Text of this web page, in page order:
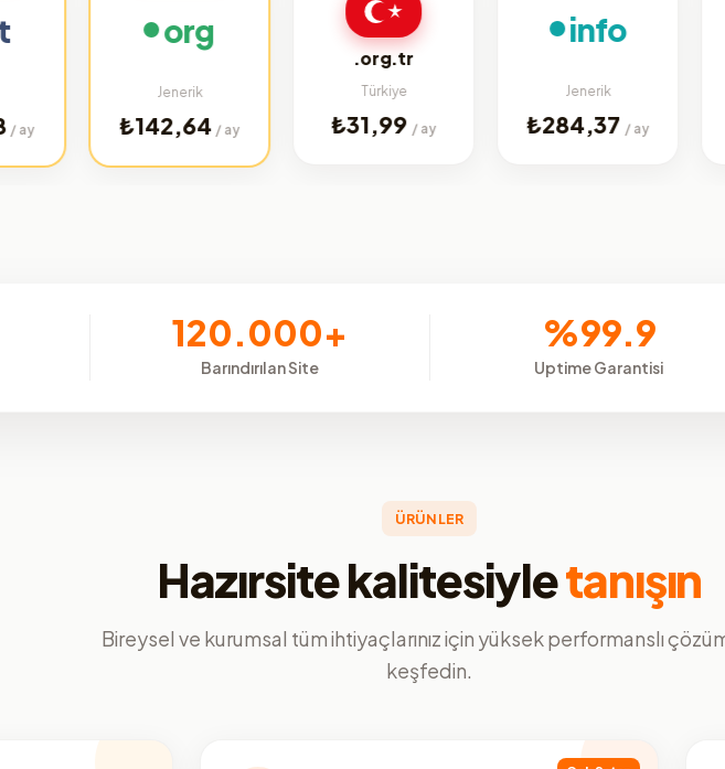
org
₺142,64 / ay
.org.tr
₺31,99 / ay
info
₺284,37 / ay
120.000+
Barındırılan Site
%99.9
Uptime Garantisi
ÜRÜNLER
Hazırsite kalitesiyletanışın
Bireysel ve kurumsal tüm ihtiyaçlarınız için yüksek performanslı
keşfedin.